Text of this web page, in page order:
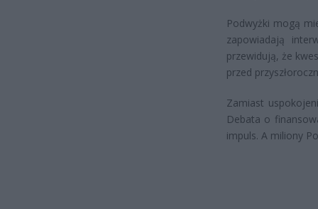
Podwyżki mogą
zapowiadają
przewidują, że
przed
Zamiast
Debata o
impuls. A miliony